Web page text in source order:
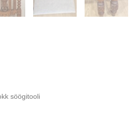
söögitooli